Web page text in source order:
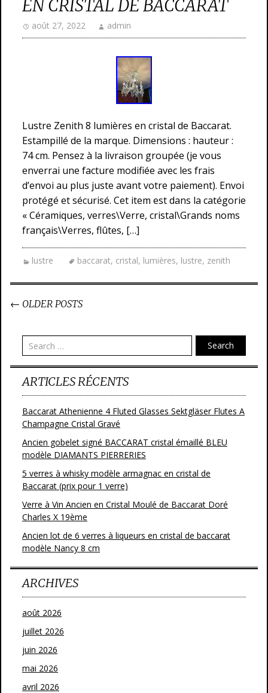
EN CRISTAL DE BACCARAT
août 27, 2022 admin
Lustre Zenith 8 lumières en cristal de Baccarat.
Estampillé de la marque. Dimensions : hauteur :
74 cm. Pensez à la livraison groupée (je vous
enverrai une facture modifiée avec les frais
d’envoi au plus juste avant votre paiement). Envoi
protégé et sécurisé. Cet item est dans la catégorie
« Céramiques, verres\Verre, cristal\Grands noms
français\Verres, flûtes, […]
lustre baccarat, cristal, lumières, lustre, zenith
← OLDER POSTS
Search
ARTICLES RÉCENTS
Baccarat Athenienne 4 Fluted Glasses Sektgläser Flutes A
Champagne Cristal Gravé
Ancien gobelet signé BACCARAT cristal émaillé BLEU
modèle DIAMANTS PIERRERIES
5 verres à whisky modèle armagnac en cristal de
Baccarat (prix pour 1 verre)
Verre à Vin Ancien en Cristal Moulé de Baccarat Doré
Charles X 19ème
Ancien lot de 6 verres à liqueurs en cristal de baccarat
modèle Nancy 8 cm
ARCHIVES
août 2026
juillet 2026
juin 2026
mai 2026
avril 2026